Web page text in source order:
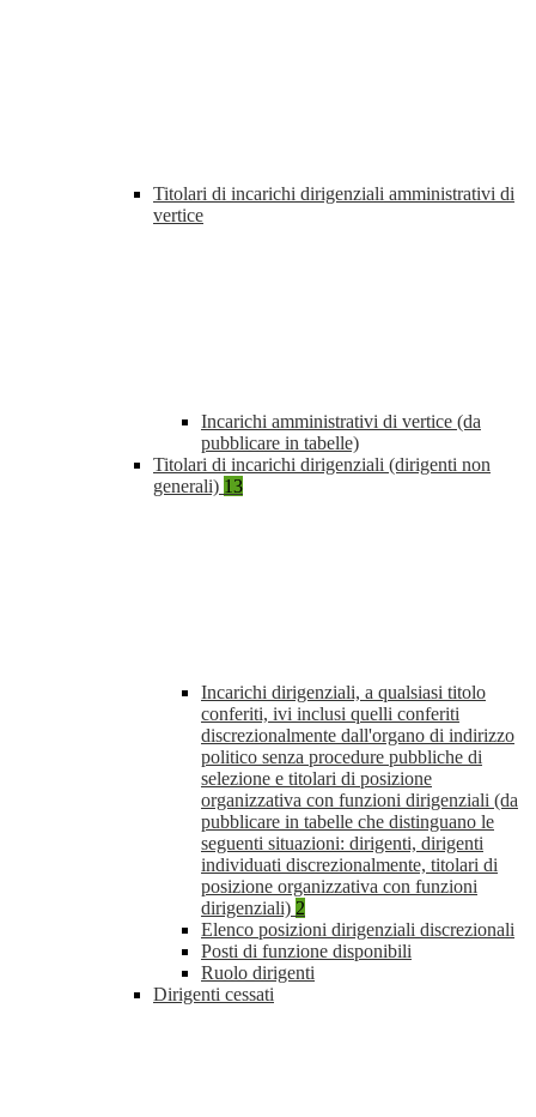
Titolari di incarichi dirigenziali amministrativi di
vertice
Incarichi amministrativi di vertice (da
pubblicare in tabelle)
Titolari di incarichi dirigenziali (dirigenti non
generali) 13
Incarichi dirigenziali, a qualsiasi titolo
conferiti, ivi inclusi quelli conferiti
discrezionalmente dall'organo di indirizzo
politico senza procedure pubbliche di
selezione e titolari di posizione
organizzativa con funzioni dirigenziali (da
pubblicare in tabelle che distinguano le
seguenti situazioni: dirigenti, dirigenti
individuati discrezionalmente, titolari di
posizione organizzativa con funzioni
dirigenziali) 2
Elenco posizioni dirigenziali discrezionali
Posti di funzione disponibili
Ruolo dirigenti
Dirigenti cessati